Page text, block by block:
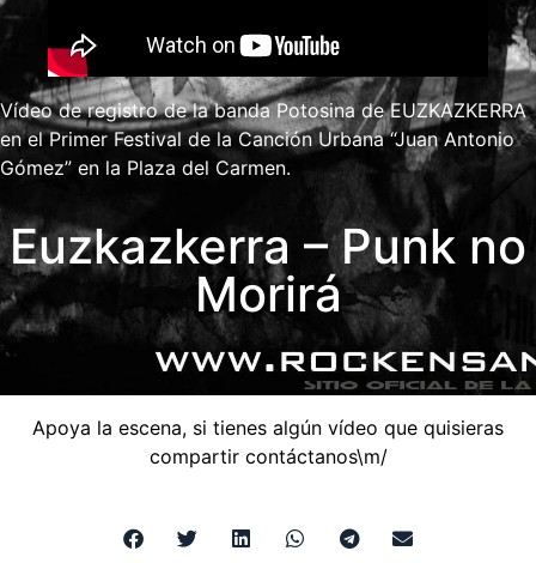
Vídeo de registro de la banda Potosina deEUZKAZKERRA
en el Primer Festival de la Canción Urbana “Juan Antonio
Gómez” en la Plaza del Carmen.
Euzkazkerra – Punk no
Morirá
Apoya la escena, si tienes algún vídeo que quisieras
compartir contáctanos\m/